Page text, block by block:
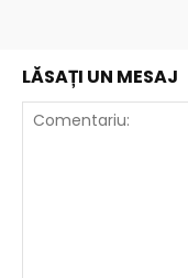
LĂSAȚI UN MESAJ